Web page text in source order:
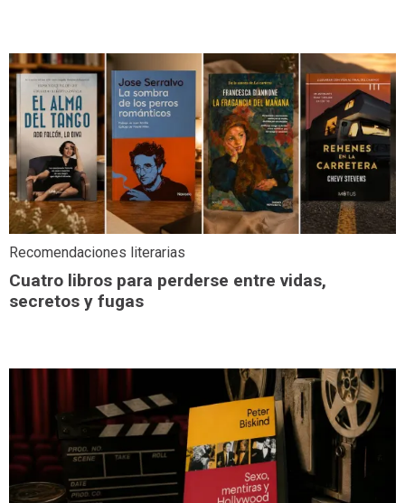
Recomendaciones literarias
Cuatro libros para perderse entre vidas,
secretos y fugas